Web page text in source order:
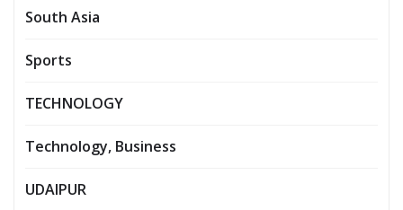
South Asia
Sports
TECHNOLOGY
Technology, Business
UDAIPUR